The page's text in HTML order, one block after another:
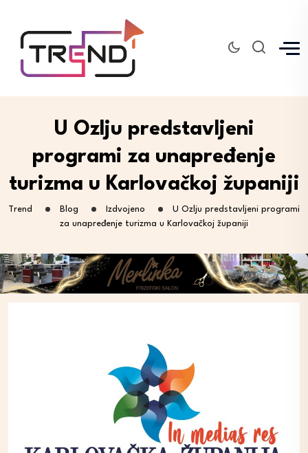
U Ozlju predstavljeni
programi za unapređenje
turizma u Karlovačkoj županiji
Trend Blog Izdvojeno
U Ozlju predstavljeni programi
za unapređenje turizma u Karlovačkoj županiji